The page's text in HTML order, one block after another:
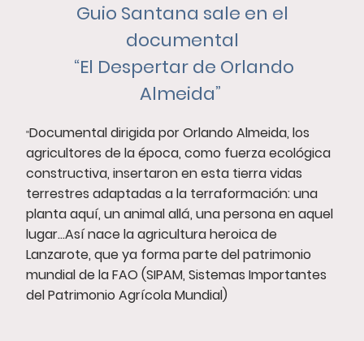
Guio Santana sale en el
documental
“El Despertar de Orlando
Almeida”
"Documental dirigida por Orlando Almeida, los
agricultores de la época, como fuerza ecológica
constructiva, insertaron en esta tierra vidas
terrestres adaptadas a la terraformación: una
planta aquí, un animal allá, una persona en aquel
lugar…Así nace la agricultura heroica de
Lanzarote, que ya forma parte del patrimonio
mundial de la FAO (SIPAM, Sistemas Importantes
del Patrimonio Agrícola Mundial)